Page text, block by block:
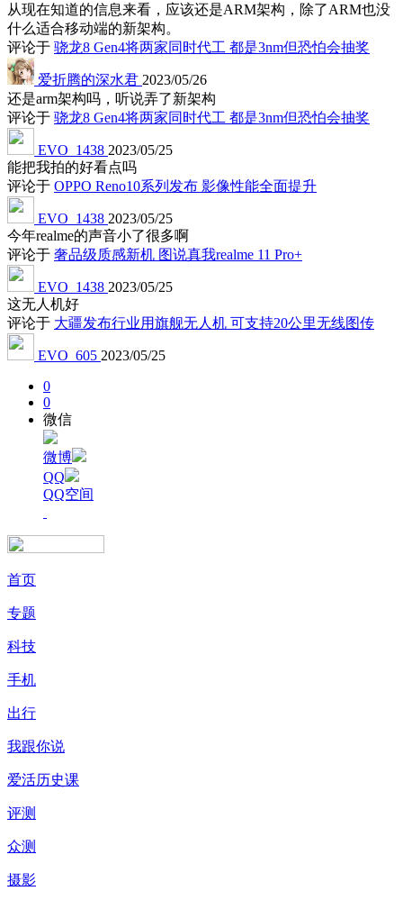
从现在知道的信息来看，应该还是ARM架构，除了ARM也没
什么适合移动端的新架构。
评论于 骁龙8 Gen4将两家同时代工 都是3nm但恐怕会抽奖
爱折腾的深水君 2023/05/26
还是arm架构吗，听说弄了新架构
评论于 骁龙8 Gen4将两家同时代工 都是3nm但恐怕会抽奖
EVO_1438 2023/05/25
能把我拍的好看点吗
评论于 OPPO Reno10系列发布 影像性能全面提升
EVO_1438 2023/05/25
今年realme的声音小了很多啊
评论于 奢品级质感新机 图说真我realme 11 Pro+
EVO_1438 2023/05/25
这无人机好
评论于 大疆发布行业用旗舰无人机 可支持20公里无线图传
EVO_605 2023/05/25
0
0
微信
微博
QQ
QQ空间
首页
专题
科技
手机
出行
我跟你说
爱活历史课
评测
众测
摄影